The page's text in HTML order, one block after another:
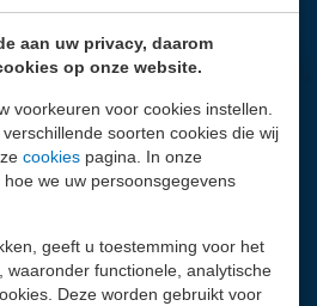
aan uw privacy, daarom
op onze website.
voorkeuren voor cookies instellen.
soorten cookies die wij
cookies pagina. In onze
hoe we uw persoonsgegevens
geeft u toestemming voor het
waaronder functionele, analytische
Deze worden gebruikt voor